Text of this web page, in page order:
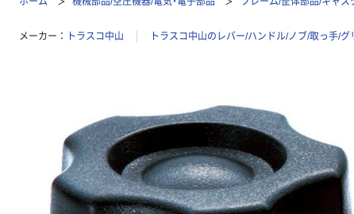
メーカー トラスコ中山 トラスコ中山のレバー/ハンドル/ノブ/取っ手/